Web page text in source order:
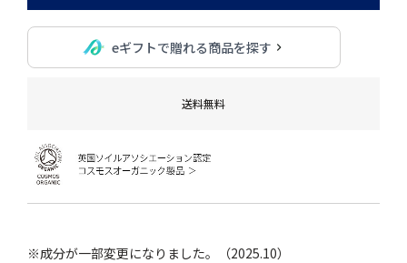
eギフトで贈れる商品を探す
送料無料
※成分が一部変更になりました。（2025.10）